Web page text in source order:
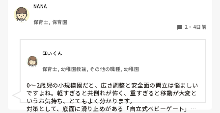
うな素材で軽いので、ちょっと体が当たると倒れたり、つか
まり立ちが不安定な子にとっては共倒れになったりで危険で
す。かと言って固定してしまうと活動によって柔軟に移動す
しっかりした重いものを置いていましたが、移動が大変で使
い勝手が悪く、子どもがぶつかって倒れた時に怖い思いをし
ました。
皆さんの園ではどんなもので工夫されていますか？
NANA
保育士, 保育園
2 ・ 4日前
ほいくん
保育士, 幼稚園教諭, その他の職種, 幼稚園
0〜2歳児の小規模園だと、広さ調整と安全面の両立は悩ましい
ですよね。軽すぎると共倒れが怖く、重すぎると移動が大変と
いうお気持ち、とてもよく分かります。
対策として、底面に滑り止めがある「自立式ベビーゲート」な